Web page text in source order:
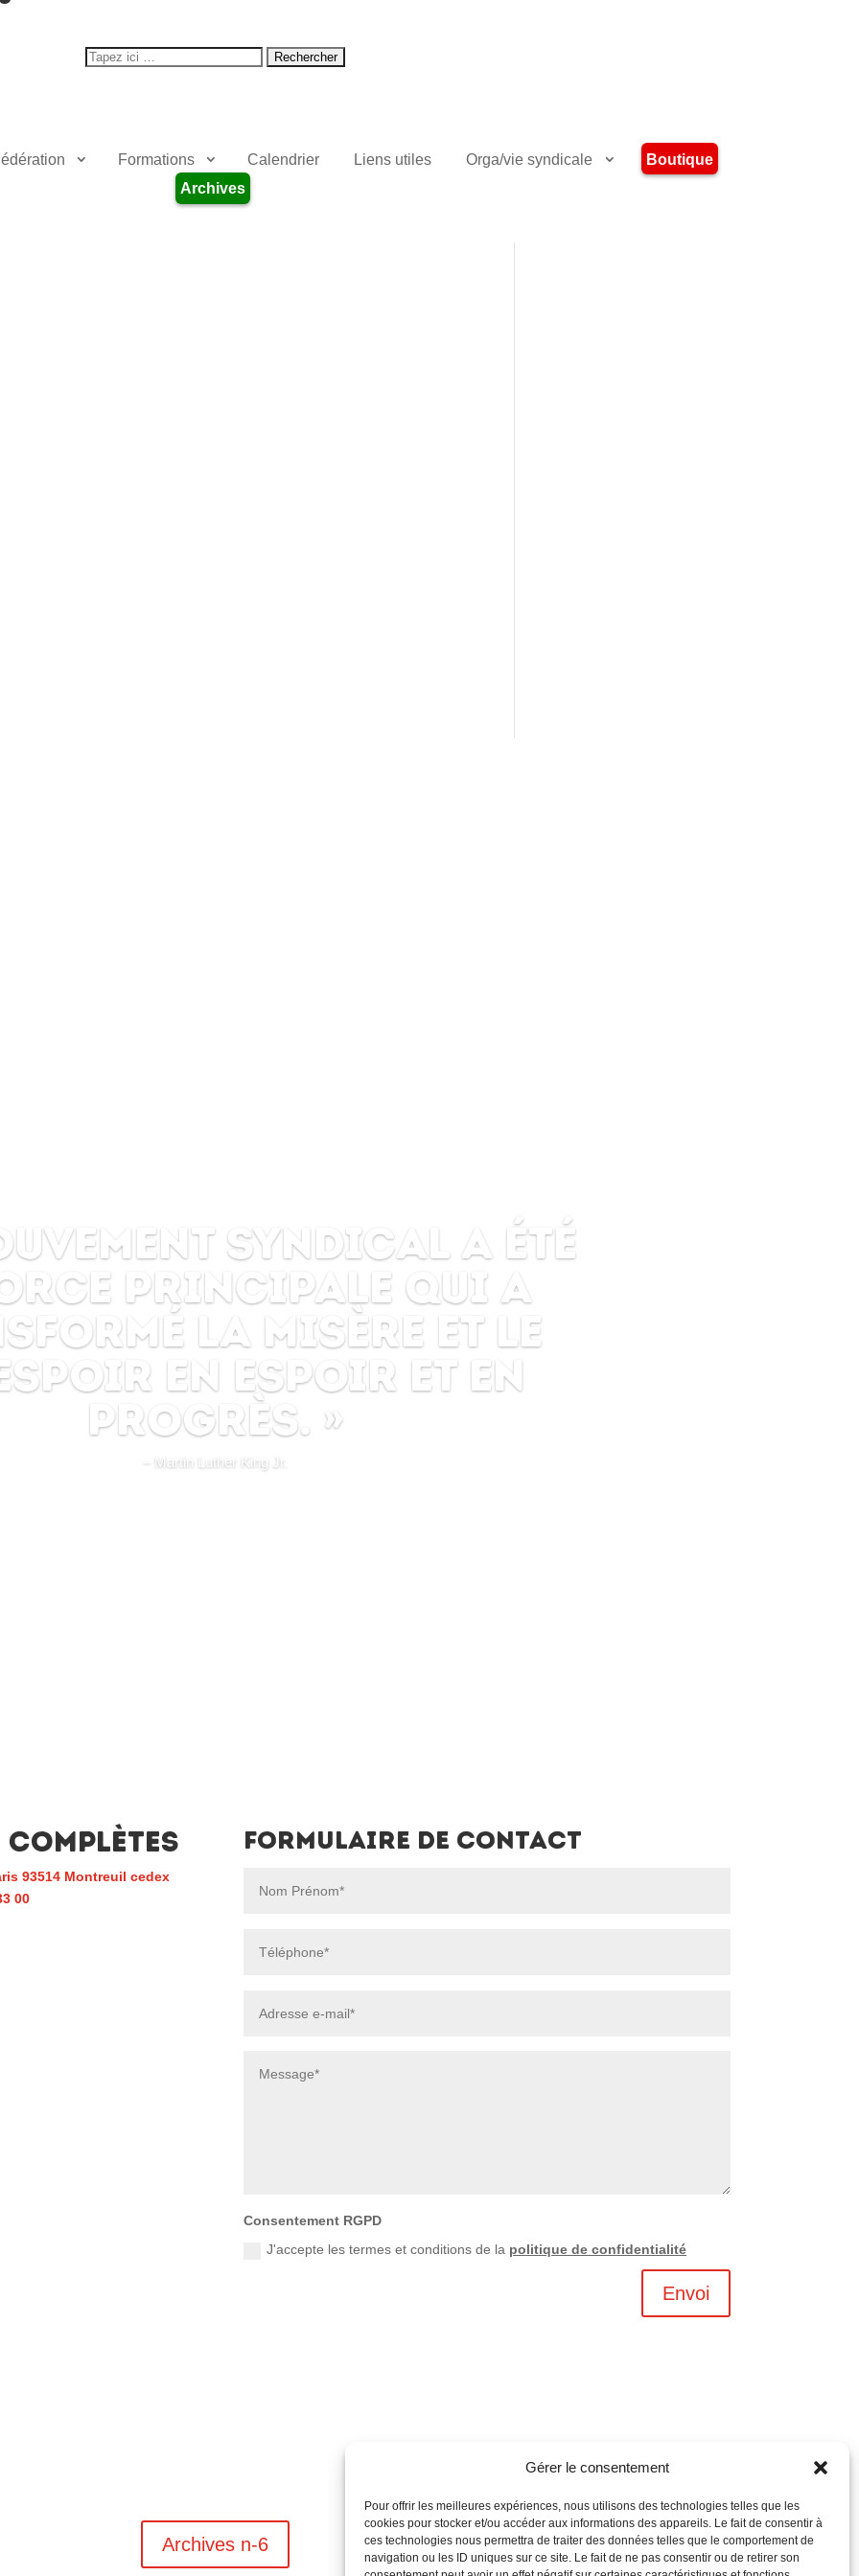
Gérer le consentement
Pour offrir les meilleures expériences, nous utilisons des technologies telles que les
cookies pour stocker et/ou accéder aux informations des appareils. Le fait de consentir à
ces technologies nous permettra de traiter des données telles que le comportement de
navigation ou les ID uniques sur ce site. Le fait de ne pas consentir ou de retirer son
Search
Formations Calendrier Liens utiles Orga/vie syndicale
Boutique
Archives
ne renonce
Nous n’abandonnons
le combat, quels que
les obstacles et peu
le temps que cela
prendra. »
93514 Montreuil cedex
00
Formulaire de contact
Consentement RGPD
J'accepte les termes et conditions de la politique de confidentialité
Envoi
Archives n-6